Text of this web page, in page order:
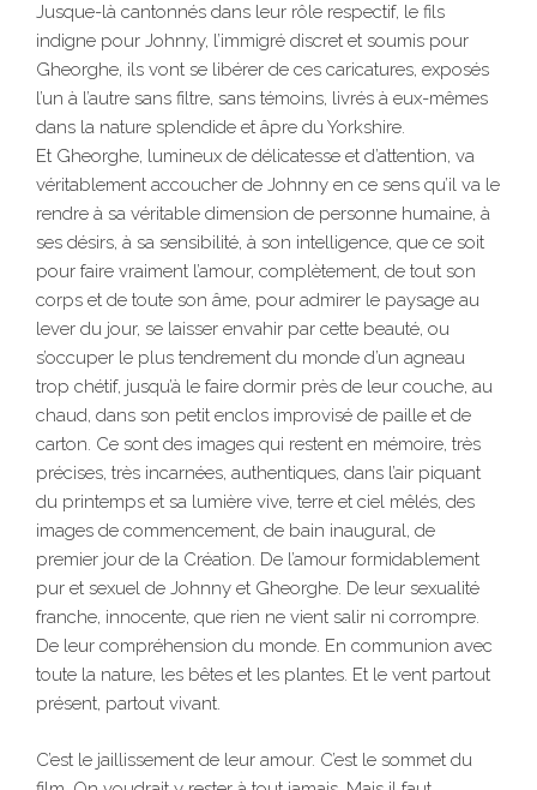
Jusque-là cantonnés dans leur rôle respectif, le fils
indigne pour Johnny, l’immigré discret et soumis pour
Gheorghe, ils vont se libérer de ces caricatures, exposés
l’un à l’autre sans filtre, sans témoins, livrés à eux-mêmes
dans la nature splendide et âpre du Yorkshire.
Et Gheorghe, lumineux de délicatesse et d’attention, va
véritablement accoucher de Johnny en ce sens qu’il va le
rendre à sa véritable dimension de personne humaine, à
ses désirs, à sa sensibilité, à son intelligence, que ce soit
pour faire vraiment l’amour, complètement, de tout son
corps et de toute son âme, pour admirer le paysage au
lever du jour, se laisser envahir par cette beauté, ou
s’occuper le plus tendrement du monde d’un agneau
trop chétif, jusqu’à le faire dormir près de leur couche, au
chaud, dans son petit enclos improvisé de paille et de
carton. Ce sont des images qui restent en mémoire, très
précises, très incarnées, authentiques, dans l’air piquant
du printemps et sa lumière vive, terre et ciel mêlés, des
images de commencement, de bain inaugural, de
premier jour de la Création. De l’amour formidablement
pur et sexuel de Johnny et Gheorghe. De leur sexualité
franche, innocente, que rien ne vient salir ni corrompre.
De leur compréhension du monde. En communion avec
toute la nature, les bêtes et les plantes. Et le vent partout
présent, partout vivant.
C’est le jaillissement de leur amour. C’est le sommet du